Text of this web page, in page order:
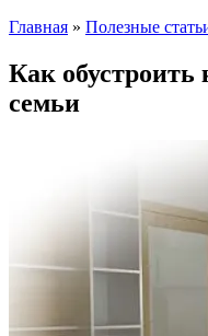
Главная » Полезные
Как обустроить
семьи